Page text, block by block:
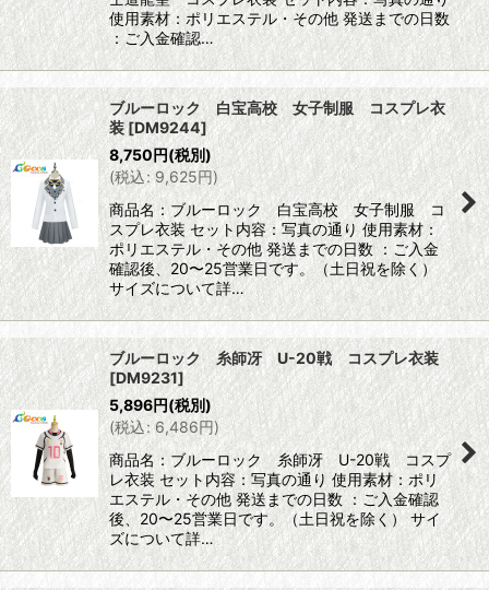
使用素材：ポリエステル・その他 発送までの日数
：ご入金確認…
ブルーロック 白宝高校 女子制服 コスプレ衣
装[DM9244]
8,750円(税別)
(税込: 9,625円)
商品名：ブルーロック 白宝高校 女子制服 コ
スプレ衣装 セット内容：写真の通り 使用素材：
ポリエステル・その他 発送までの日数 ：ご入金
確認後、20〜25営業日です。（土日祝を除く）
サイズについて詳…
ブルーロック 糸師冴 U-20戦 コスプレ衣装
[DM9231]
5,896円(税別)
(税込: 6,486円)
商品名：ブルーロック 糸師冴 U-20戦 コスプ
レ衣装 セット内容：写真の通り 使用素材：ポリ
エステル・その他 発送までの日数 ：ご入金確認
後、20〜25営業日です。（土日祝を除く） サイ
ズについて詳…